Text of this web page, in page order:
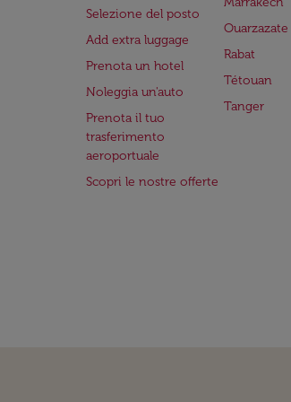
Selezione del posto
Add extra luggage
Prenota un hotel
Noleggia un'auto
Prenota il tuo
trasferimento
aeroportuale
Scopri le nostre offerte
Ouarzazate
Rabat
Tétouan
Tanger